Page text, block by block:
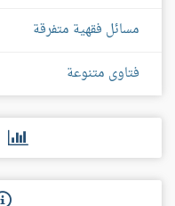
مسائل فقهية متفرقة
فتاوى متنوعة